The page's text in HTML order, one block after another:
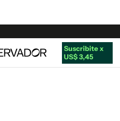
Suscribite x
US$ 3,45